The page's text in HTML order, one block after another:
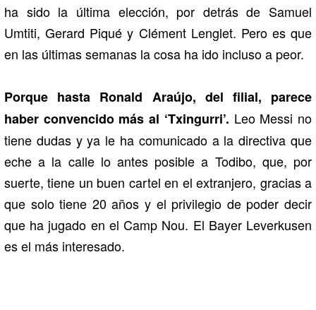
ha sido la última elección, por detrás de Samuel
Umtiti, Gerard Piqué y Clément Lenglet. Pero es que
en las últimas semanas la cosa ha ido incluso a peor.
Porque hasta Ronald Araújo, del filial, parece
haber convencido más al ‘Txingurri’. Leo Messi no
tiene dudas y ya le ha comunicado a la directiva que
eche a la calle lo antes posible a Todibo, que, por
suerte, tiene un buen cartel en el extranjero, gracias a
que solo tiene 20 años y el privilegio de poder decir
que ha jugado en el Camp Nou. El Bayer Leverkusen
es el más interesado.